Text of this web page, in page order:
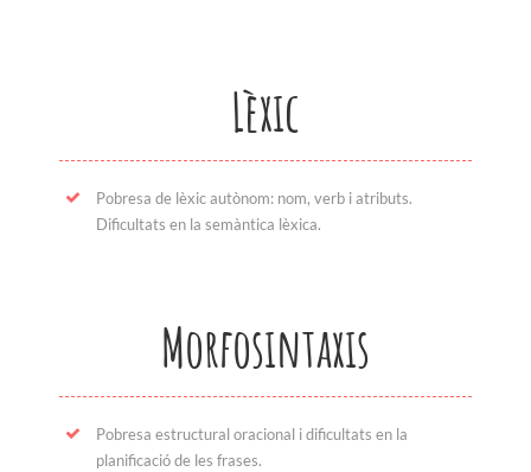
Lèxic
Pobresa de lèxic autònom: nom, verb i atributs.
Dificultats en la semàntica lèxica.
Morfosintaxis
Pobresa estructural oracional i dificultats en la
planificació de les frases.